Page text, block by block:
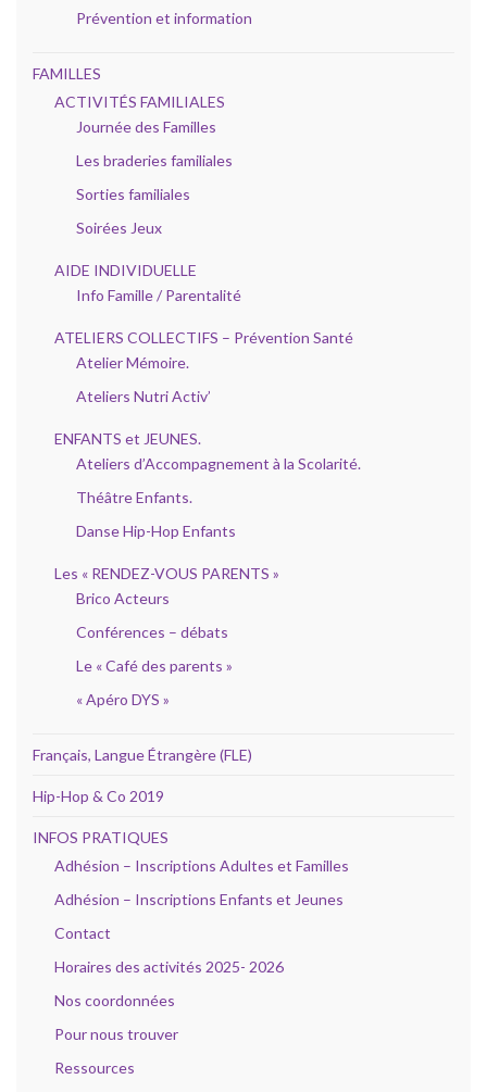
Prévention et information
FAMILLES
ACTIVITÉS FAMILIALES
Journée des Familles
Les braderies familiales
Sorties familiales
Soirées Jeux
AIDE INDIVIDUELLE
Info Famille / Parentalité
ATELIERS COLLECTIFS – Prévention Santé
Atelier Mémoire.
Ateliers Nutri Activ’
ENFANTS et JEUNES.
Ateliers d’Accompagnement à la Scolarité.
Théâtre Enfants.
Danse Hip-Hop Enfants
Les « RENDEZ-VOUS PARENTS »
Brico Acteurs
Conférences – débats
Le « Café des parents »
« Apéro DYS »
Français, Langue Étrangère (FLE)
Hip-Hop & Co 2019
INFOS PRATIQUES
Adhésion – Inscriptions Adultes et Familles
Adhésion – Inscriptions Enfants et Jeunes
Contact
Horaires des activités 2025- 2026
Nos coordonnées
Pour nous trouver
Ressources